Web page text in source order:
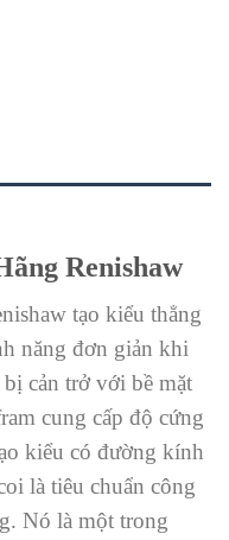
Renishaw
tạo kiểu thẳng
năng đơn giản khi
cản trở với bề mặt
cung cấp độ cứng
kiểu có đường kính
là tiêu chuẩn công
Nó là một trong